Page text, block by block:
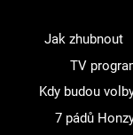
Jak zhubnout
TV
Kdy budou
7 pádů